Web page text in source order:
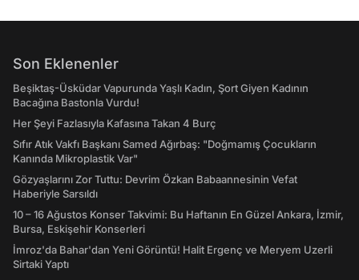
Son Eklenenler
Beşiktaş-Üsküdar Vapurunda Yaşlı Kadın, Şort Giyen Kadının
Bacağına Bastonla Vurdu!
Her Şeyi Fazlasıyla Kafasına Takan 4 Burç
Sıfır Atık Vakfı Başkanı Samed Ağırbaş: "Doğmamış Çocukların
Kanında Mikroplastik Var"
Gözyaşlarını Zor Tuttu: Devrim Özkan Babaannesinin Vefat
Haberiyle Sarsıldı
10 – 16 Ağustos Konser Takvimi: Bu Haftanın En Güzel Ankara, İzmir,
Bursa, Eskişehir Konserleri
İmroz'da Bahar'dan Yeni Görüntü! Halit Ergenç ve Meryem Uzerli
Sirtaki Yaptı